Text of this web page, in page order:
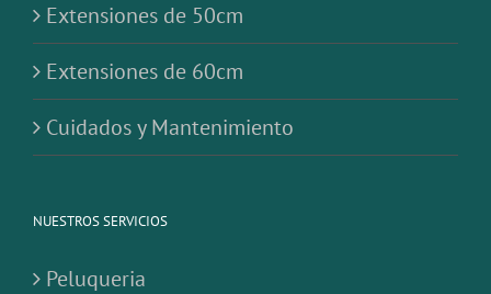
Extensiones de 50cm
Extensiones de 60cm
Cuidados y Mantenimiento
NUESTROS SERVICIOS
Peluqueria